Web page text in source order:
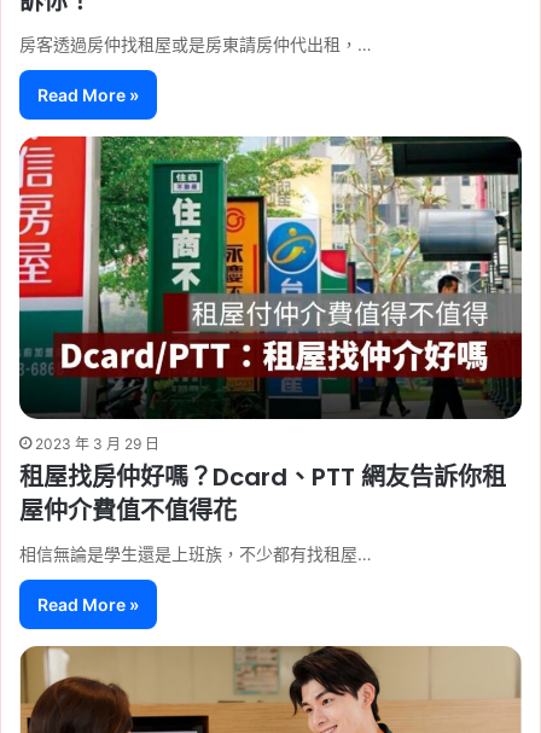
房客透過房仲找租屋或是房東請房仲代出租，…
Read More »
2023 年 3 月 29 日
租屋找房仲好嗎？Dcard、PTT 網友告訴你租
屋仲介費值不值得花
相信無論是學生還是上班族，不少都有找租屋…
Read More »